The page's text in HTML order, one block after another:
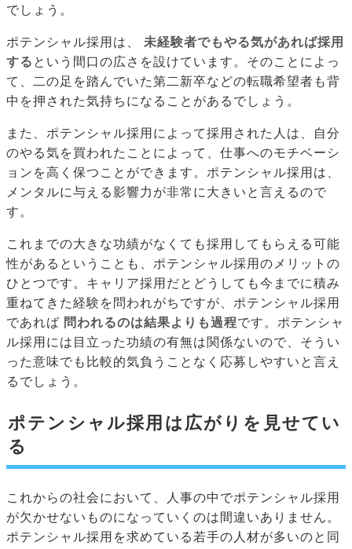
でしょう。
ポテンシャル採用は、
未経験者でもやる気があれば採用
する という間口の広さを設けています。そのことによっ
て、二の足を踏んでいた第二新卒などの転職希望者も背
中を押された気持ちになることがあるでしょう。
また、ポテンシャル採用によって採用された人は、自分
のやる気を買われたことによって、仕事へのモチベーシ
ョンを高く保つことができます。ポテンシャル採用は、
メンタルに与える影響力が非常に大きいと言えるので
す。
これまでの大きな功績がなくても採用してもらえる可能
性があるということも、ポテンシャル採用のメリットの
ひとつです。キャリア採用だとどうしても今までに積み
重ねてきた経験を問われがちですが、ポテンシャル採用
であれば 問われるのは結果よりも過程です。ポテンシャ
ル採用には目立った功績の有無は関係ないので、そうい
った意味でも比較的気負うことなく応募しやすいと言え
るでしょう。
ポテンシャル採用は広がりを見せてい
る
これからの社会において、人事の中でポテンシャル採用
が欠かせないものになっていくのは間違いありません。
ポテンシャル採用を求めている若手の人材が多いのと同